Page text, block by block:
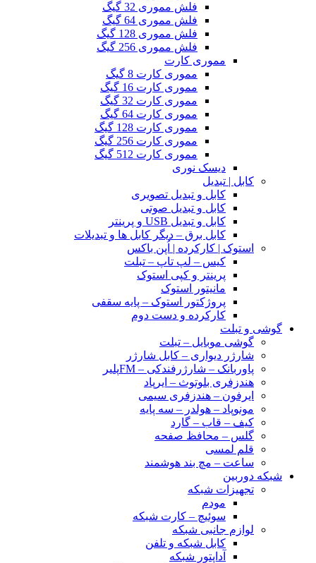
فلش مموری 32 گیگ
فلش مموری 64 گیگ
فلش مموری 128 گیگ
فلش مموری 256 گیگ
مموری کارت
مموری کارت 8 گیگ
مموری کارت 16 گیگ
مموری کارت 32 گیگ
مموری کارت 64 گیگ
مموری کارت 128 گیگ
مموری کارت 256 گیگ
مموری کارت 512 گیگ
دیسک نوری
کابل | تبدیل
کابل و تبدیل تصویری
کابل و تبدیل صوتی
کابل و تبدیل USB و پرینتر
کابل برق – دیگر کابل ها و تبدیلات
استوک | کارکرده | اُپن باکس
کیس – لپ تاپ – تبلت
پرینتر و کپی استوک
مانیتور استوک
پروژکتور استوک – پایه سقفی
کارکرده و دست دوم
گوشی و تبلت
گوشی موبایل – تبلت
شارژر دیواری – کابل شارژر
پاوربانک – شارژرفندکی – FMپلیر
هندزفری بلوتوث – ایرپاد
ایرفون – هندزفری سیمی
مونوپاد – هولدر – سه پایه
کیف – قاب – گارد
گلس – محافظ صفحه
قلم لمسی
ساعت – مچ بند هوشمند
شبکه دوربین
تجهیزات شبکه
مودم
سوئیچ – کارت شبکه
لوازم جانبی شبکه
کابل شبکه و تلفن
آداپتور شبکه